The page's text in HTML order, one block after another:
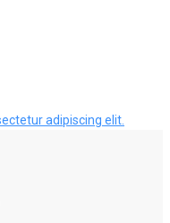
adipiscing elit.